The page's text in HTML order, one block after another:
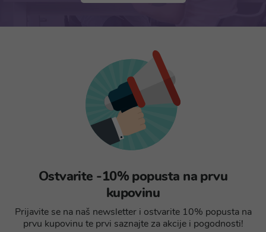
Ostvarite -10% popusta na prvu
kupovinu
Prijavite se na naš newsletter i ostvarite 10% popusta na
prvu kupovinu te prvi saznajte za akcije i pogodnosti!